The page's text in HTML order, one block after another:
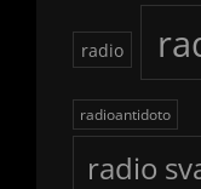
radio
radioantidoto
radio